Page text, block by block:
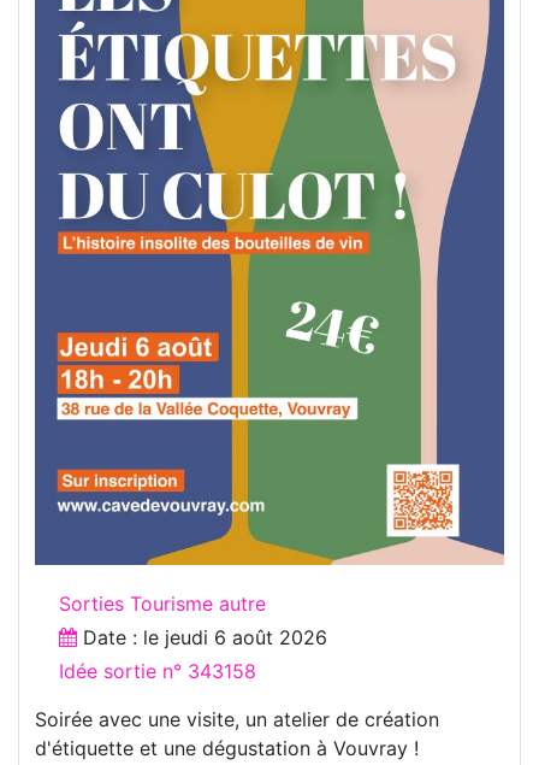
Sorties Tourisme autre
Date : le jeudi 6 août 2026
Idée sortie n° 343158
Soirée avec une visite, un atelier de création
d'étiquette et une dégustation à Vouvray !